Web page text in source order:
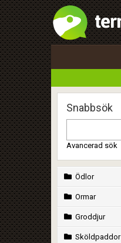
Snabbsök
Avancerad sök
Ödlor
Ormar
Groddjur
Sköldpaddor